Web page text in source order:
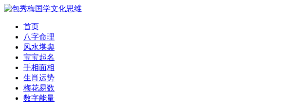
首页
八字命理
风水堪舆
宝宝起名
手相面相
生肖运势
梅花易数
数字能量